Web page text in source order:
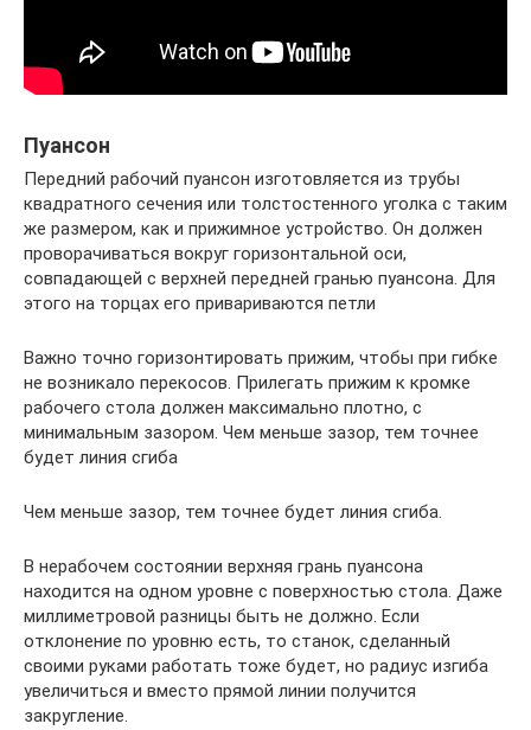
Пуансон
Передний рабочий пуансон изготовляется из трубы
квадратного сечения или толстостенного уголка с таким
же размером, как и прижимное устройство. Он должен
проворачиваться вокруг горизонтальной оси,
совпадающей с верхней передней гранью пуансона. Для
этого на торцах его привариваются петли
Важно точно горизонтировать прижим, чтобы при гибке
не возникало перекосов. Прилегать прижим к кромке
рабочего стола должен максимально плотно, с
минимальным зазором. Чем меньше зазор, тем точнее
будет линия сгиба
Чем меньше зазор, тем точнее будет линия сгиба.
В нерабочем состоянии верхняя грань пуансона
находится на одном уровне с поверхностью стола. Даже
миллиметровой разницы быть не должно. Если
отклонение по уровню есть, то станок, сделанный
своими руками работать тоже будет, но радиус изгиба
увеличиться и вместо прямой линии получится
закругление.